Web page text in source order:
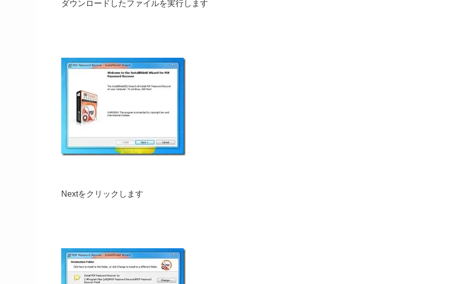
ダウンロードしたファイルを実行します
Nextをクリックします